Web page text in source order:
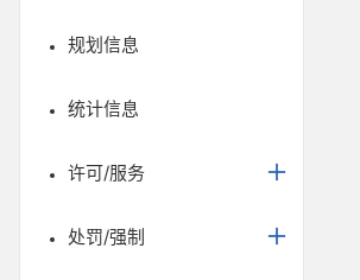
规划信息
统计信息
许可/服务
处罚/强制